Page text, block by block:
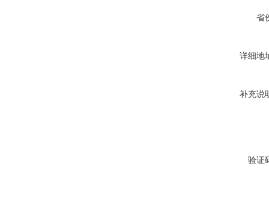
省
详细地
补充说
验证